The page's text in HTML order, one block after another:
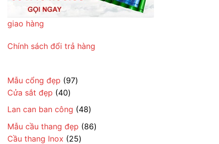
giao hàng
Chính sách đổi trả hàng
Mẫu cổng đẹp 9797
phẩm
Cửa sắt đẹp 4040
sản
phẩm
Lan can ban công 4848
sản
phẩm
Mẫu cầu thang đẹp 8686
Cầu thang Inox 2525